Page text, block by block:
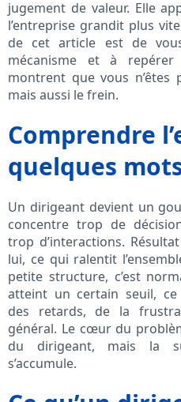
jugement de valeur. Elle
l’entreprise grandit plus
de cet article est de
mécanisme et à
montrent que vous n’êtes
mais aussi le frein.
Comprendre
quelques
Un dirigeant devient un
concentre trop de
trop d’interactions.
lui, ce qui ralentit
petite structure, c’est
atteint un certain seuil,
des retards, de la
général. Le cœur du
du dirigeant, mais la
s’accumule.